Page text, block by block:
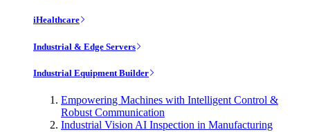
iHealthcare
Industrial & Edge Servers
Industrial Equipment Builder
Empowering Machines with Intelligent Control &
Robust Communication
Industrial Vision AI Inspection in Manufacturing